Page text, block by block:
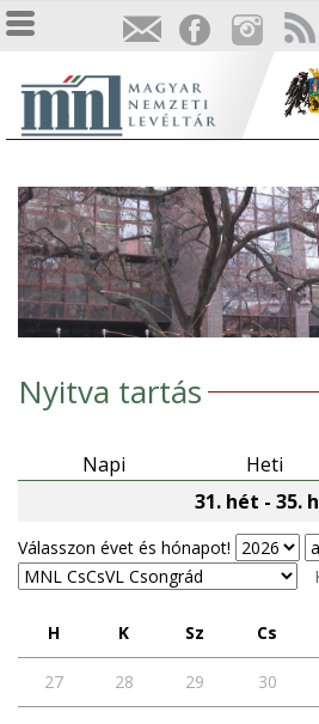
Nyitva tartás
Napi Heti
31. hét - 35.
Válasszon évet és hónapot!
h k sz cs
27 28 29 30